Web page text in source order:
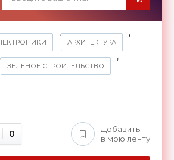
,
АРХИТЕКТУРА
,
,
ЗЕЛЕНОЕ СТРОИТЕЛЬСТВО
,
0
Добавить
в мою ленту